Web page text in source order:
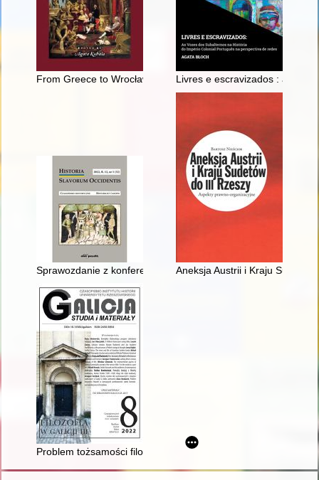
From Greece to Wrocław : Eduard Schaubert's antiquities
Livres e escravizados : as
Sprawozdanie z konferencji naukowej: 9th International
Aneksja Austrii i Kraju
Problem tożsamości filozofii w koncepcjach przedstawicieli